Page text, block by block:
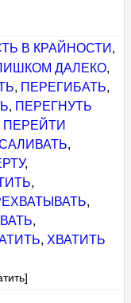
В КРАЙНОСТИ ,
ДАЛЕКО,
, ПЕРЕГИБАТЬ,
, ПЕРЕГНУТЬ
ПЕРЕЙТИ
,
,
,
,
,
, ХВАТИТЬ